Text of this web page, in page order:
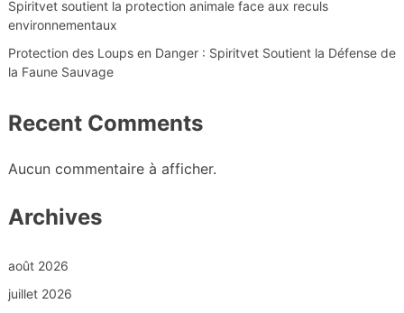
Spiritvet soutient la protection animale face aux reculs
environnementaux
Protection des Loups en Danger : Spiritvet Soutient la Défense de
la Faune Sauvage
Recent Comments
Aucun commentaire à afficher.
Archives
août 2026
juillet 2026